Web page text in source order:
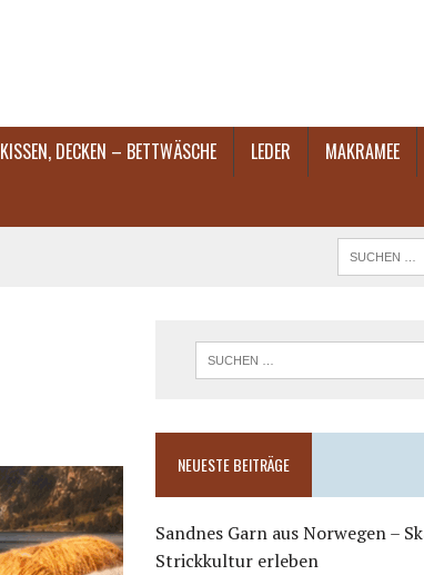
KISSEN, DECKEN – BETTWÄSCHE LEDER MAKRAMEE
NEUESTE BEITRÄGE
Sandnes Garn aus Norwegen –
Strickkultur erleben